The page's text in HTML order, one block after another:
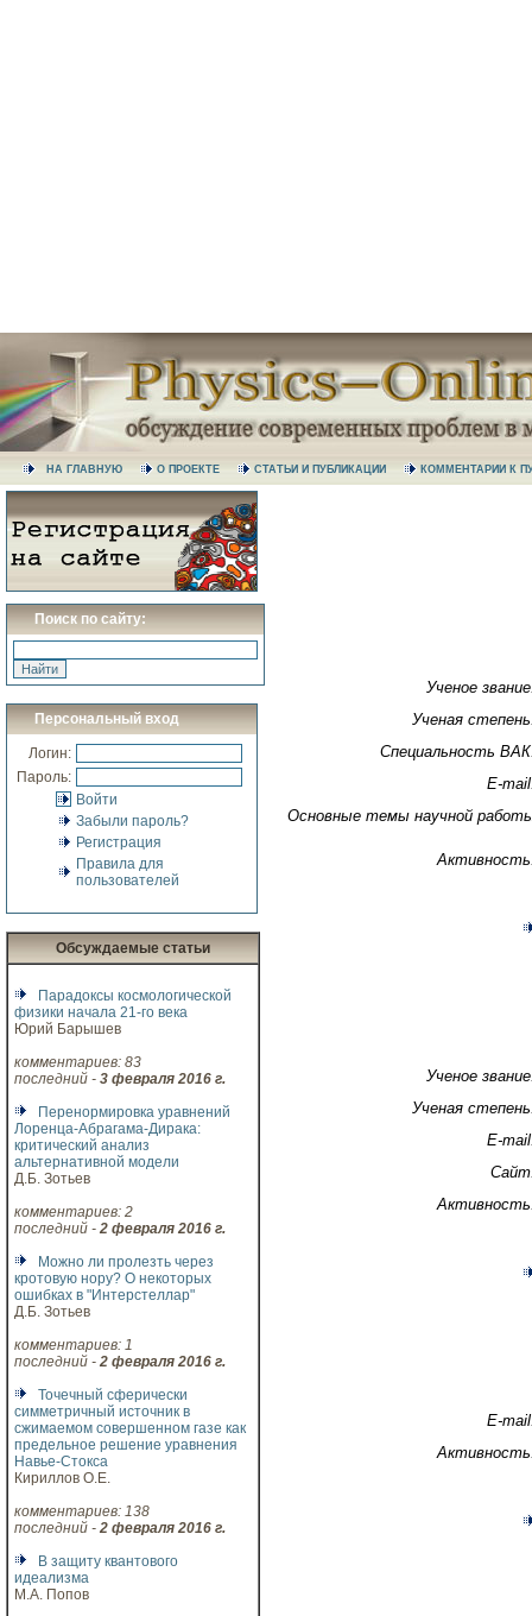
НА ГЛАВНУЮ О ПРОЕКТЕ СТАТЬИ И ПУБЛИКАЦИИ КОММЕНТАРИИ К
Поиск по сайту:
Персональный вход
Логин:
Пароль:
Войти
Забыли пароль?
Регистрация
Правила для
пользователей
Обсуждаемые статьи
Парадоксы космологической
физики начала 21-го века
Юрий Барышев
комментариев: 83
последний - 3 февраля 2016 г.
Перенормировка уравнений
Лоренца-Абрагама-Дирака:
критический анализ
альтернативной модели
Д.Б. Зотьев
комментариев: 2
последний - 2 февраля 2016 г.
Можно ли пролезть через
кротовую нору? О некоторых
ошибках в "Интерстеллар"
Д.Б. Зотьев
комментариев: 1
последний - 2 февраля 2016 г.
Точечный сферически
симметричный источник в
сжимаемом совершенном газе как
предельное решение уравнения
Навье-Стокса
Кириллов О.Е.
комментариев: 138
последний - 2 февраля 2016 г.
В защиту квантового
идеализма
М.А. Попов
Ученое
Ученая
Специальность
E-
Основные темы научной
Ученое
Ученая
E-
E-